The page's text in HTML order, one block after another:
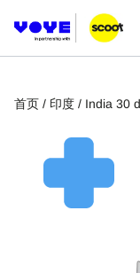
首页 / 印度 / India 30